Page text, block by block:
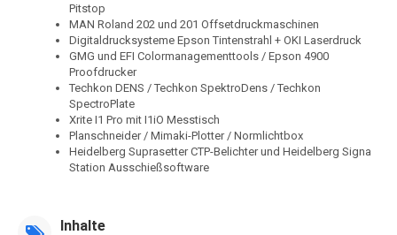
Pitstop
MAN Roland 202 und 201 Offsetdruckmaschinen
Digitaldrucksysteme Epson Tintenstrahl + OKI Laserdruck
GMG und EFI Colormanagementtools / Epson 4900
Proofdrucker
Techkon DENS / Techkon SpektroDens / Techkon
SpectroPlate
Xrite I1 Pro mit I1iO Messtisch
Planschneider / Mimaki-Plotter / Normlichtbox
Heidelberg Suprasetter CTP-Belichter und Heidelberg Signa
Station Ausschießsoftware
Inhalte